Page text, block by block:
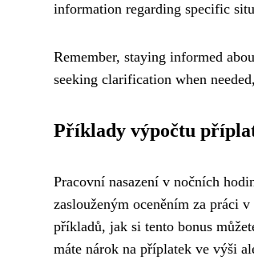
information regarding specific
Remember, staying informed
seeking clarification when
Příklady výpočtu
Pracovní nasazení v nočních
zaslouženým oceněním za práci
příkladů, jak si tento bonus
máte nárok na příplatek ve výši